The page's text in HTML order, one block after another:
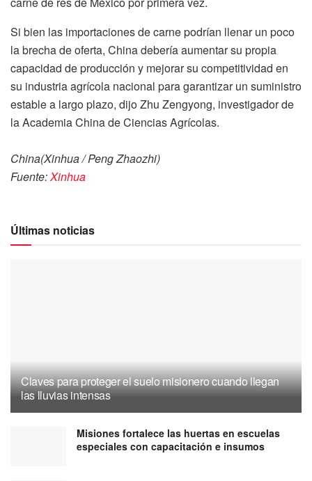
Si bien las importaciones de carne podrían llenar un poco
la brecha de oferta, China debería aumentar su propia
capacidad de producción y mejorar su competitividad en
su industria agrícola nacional para garantizar un suministro
estable a largo plazo, dijo Zhu Zengyong, investigador de
la Academia China de Ciencias Agrícolas.
China(Xinhua / Peng Zhaozhi)
Fuente:Xinhua
Últimas noticias
Claves para proteger el suelo misionero cuando llegan
las lluvias intensas
Misiones fortalece las huertas en escuelas
especiales con capacitación e insumos